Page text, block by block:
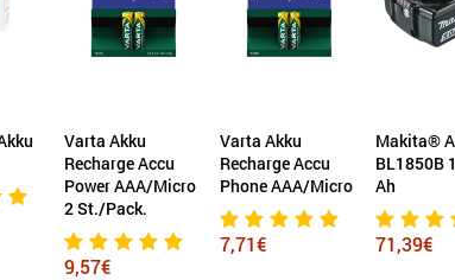
Varta Akku
Recharge Accu
Power AAA/Micro
2 St./Pack.
9,57€
Varta Akku
Recharge Accu
Phone AAA/Micro
7,71€
Makita®
BL1850B
Ah
71,39€